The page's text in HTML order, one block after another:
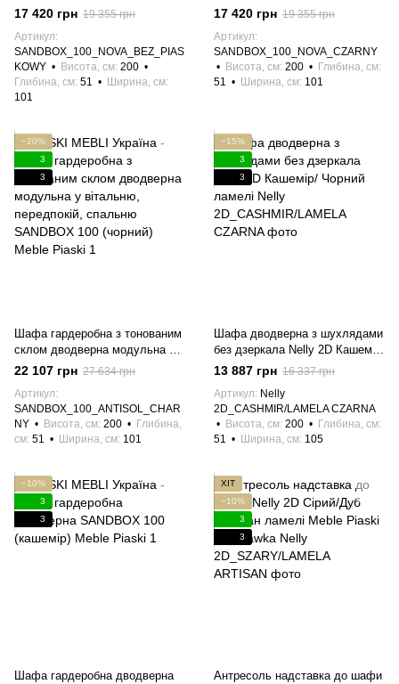
передпокій, спальню
SANDBOX 100 (бежевий)
17 420 грн 19 355 грн
Артикул
SANDBOX_100_NOVA_BEZ_PIAS
KOWY
Висота, см 200
Глибина, см 51
Ширина, см
101
передпокій, спальню
SANDBOX 100 (чорний)
17 420 грн 19 355 грн
Артикул
SANDBOX_100_NOVA_CZARNY
Висота, см 200
Глибина, см
51
Ширина, см 101
−20%
3
3
Шафа гардеробна з тонованим
склом дводверна модульна у
вітальню, передпокій, спальню
SANDBOX 100 (чорний)
22 107 грн 27 634 грн
Артикул
SANDBOX_100_ANTISOL_CHAR
NY
Висота, см 200
Глибина,
см 51 Ширина, см 101
−15%
3
3
Шафа дводверна з шухлядами
без дзеркала Nelly 2D Кашемір/
Чорний ламелі
13 887 грн 16 337 грн
Артикул
Nelly
2D_CASHMIR/LAMELA CZARNA
Висота, см 200
Глибина, см
51
Ширина, см 105
−10%
3
3
Шафа гардеробна дводверна
ХІТ
−10%
3
3
Антресоль надставка до шафи